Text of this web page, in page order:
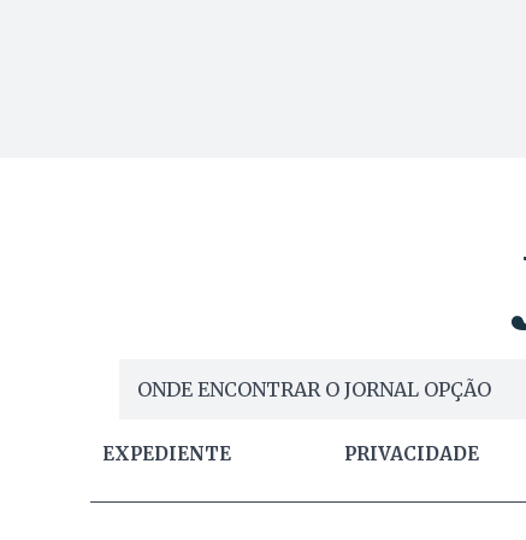
ONDE ENCONTRAR O JORNAL OPÇÃO
EXPEDIENTE PRIVACIDADE